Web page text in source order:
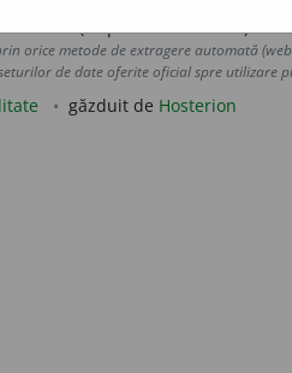
(https://dexonline.ro)
orice metode de extragere automată
de date oferite oficial spre utilizare
găzduit de Hosterion